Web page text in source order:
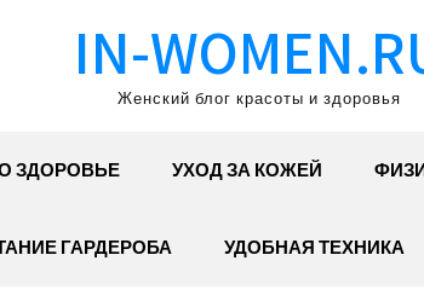
IN-
Женский блог красоты и здоровья
ЗДОРОВЬЕ УХОД ЗА КОЖЕЙ
ГАРДЕРОБА УДОБНАЯ ТЕХНИКА